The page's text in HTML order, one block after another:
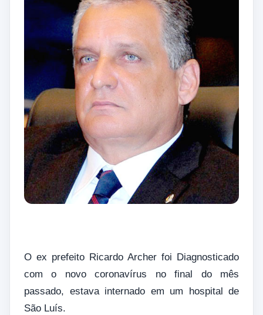
O ex prefeito Ricardo Archer foi Diagnosticado
com o novo coronavírus no final do mês
passado, estava internado em um hospital de
São Luís.